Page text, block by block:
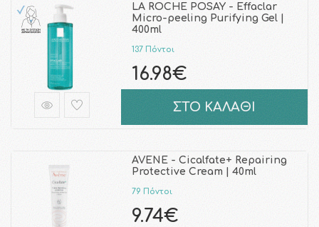
LA ROCHE POSAY - Effaclar
Micro-peeling Purifying Gel |
400ml
137 Πόντοι
16.98€
ΣΤΟ ΚΑΛΑΘΙ
AVENE - Cicalfate+ Repairing
Protective Cream | 40ml
79 Πόντοι
9.74€